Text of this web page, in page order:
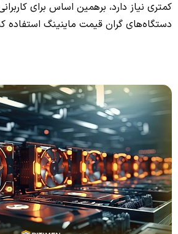
کمتری نیاز دارد، برهمین اساس برای
دستگاه‌های گران قیمت ماینینگ استفاده